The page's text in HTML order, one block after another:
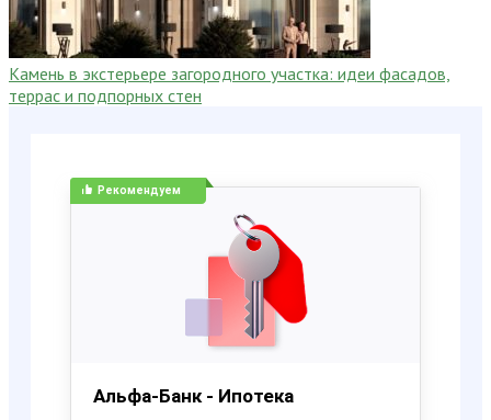
Камень в экстерьере загородного участка: идеи фасадов,
террас и подпорных стен